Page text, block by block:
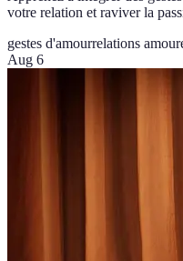
votre relation et raviver la
gestes d'amourrelations
Aug 6